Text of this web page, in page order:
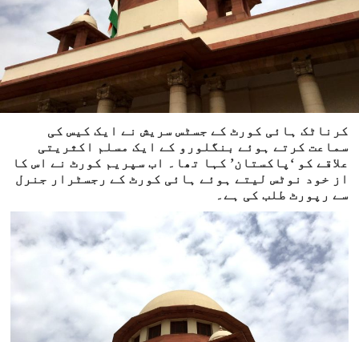
کرناٹک ہائی کورٹ کے جسٹس سریش نے ایک کیس کی
سماعت کرتے ہوئے بنگلورو کے ایک مسلم اکثریتی
علاقے کو ‘پاکستان’ کہا تھا۔ اب سپریم کورٹ نے اس کا
از خود نوٹس لیتے ہوئے ہائی کورٹ کے رجسٹرار جنرل
سے رپورٹ طلب کی ہے۔